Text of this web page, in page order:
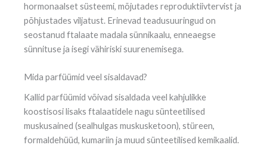
hormonaalset süsteemi, mõjutades reproduktiivtervist ja
põhjustades viljatust. Erinevad teadusuuringud on
seostanud ftalaate madala sünnikaalu, enneaegse
sünnituse ja isegi vähiriski suurenemisega.
Mida parfüümid veel sisaldavad?
Kallid parfüümid võivad sisaldada veel kahjulikke
koostisosi lisaks ftalaatidele nagu sünteetilised
muskusained (sealhulgas muskusketoon), stüreen,
formaldehüüd, kumariin ja muud sünteetilised kemikaalid.